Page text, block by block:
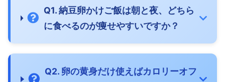
Q1. 納豆卵かけご飯は朝と夜、どちら
に食べるのが痩せやすいですか？
Q2. 卵の黄身だけ使えばカロリーオフ